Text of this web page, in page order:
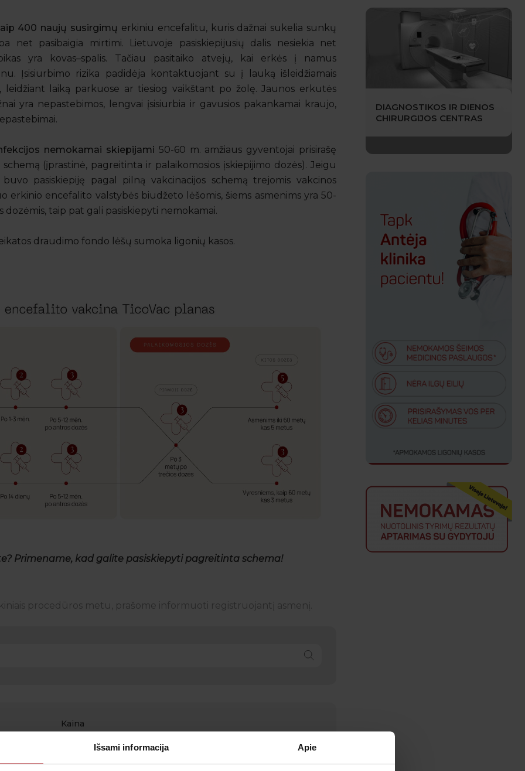
Išsami informacija Apie
400 naujų susirgimų erkiniu encefalitu, kuris dažnai sukelia sunkų
net pasibaigia mirtimi. Lietuvoje pasiskiepijusių dalis nesiekia net
yra kovas–spalis. Tačiau pasitaiko atvejų, kai erkės į namus
Įsisiurbimo rizika padidėja kontaktuojant su į lauką išleidžiamais
leidžiant laiką parkuose ar tiesiog vaikštant po žolę. Jaunos erkutės
yra nepastebimos, lengvai įsisiurbia ir gavusios pakankamai kraujo,
nemokamai skiepijami 50-60 m. amžiaus gyventojai prisirašę
(įprastinė, pagreitinta ir palaikomosios įskiepijimo dozės). Jeigu
pasiskiepiję pagal pilną vakcinacijos schemą trejomis vakcinos
erkinio encefalito valstybės biudžeto lėšomis, šiems asmenims yra 50-
dozėmis, taip pat gali pasiskiepyti nemokamai.
draudimo fondo lėšų sumoka ligonių kasos.
Primename, kad galite pasiskiepyti pagreitinta schema!
procedūros metu, prašome informuoti registruojantį asmenį.
Kaina
DIAGNOSTIKOS IR DIENOS
CHIRURGIJOS CENTRAS